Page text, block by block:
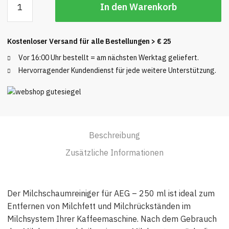
AEG
250
In den Warenkorb
Kostenloser Versand für alle Bestellungen > € 25
Vor 16:00 Uhr bestellt = am nächsten Werktag geliefert.
Hervorragender Kundendienst für jede weitere Unterstützung.
Beschreibung
Zusätzliche Informationen
Der Milchschaumreiniger für AEG – 250 ml ist ideal zum
Entfernen von Milchfett und Milchrückständen im
Milchsystem Ihrer Kaffeemaschine. Nach dem Gebrauch